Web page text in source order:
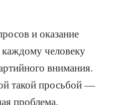
и оказание
человеку
внимания.
такой просьбой —
проблема.